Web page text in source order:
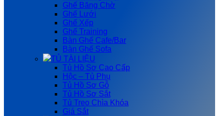
Ghế Băng Chờ
Ghế Lưới
Ghế Xếp
Ghế Training
Bàn Ghế Cafe/Bar
Bàn Ghế Sofa
TỦ TÀI LIỆU
Tủ Hồ Sơ Cao Cấp
Hộc – Tủ Phụ
Tủ Hồ Sơ Gỗ
Tủ Hồ Sơ Sắt
Tủ Treo Chìa Khóa
Giá Sắt